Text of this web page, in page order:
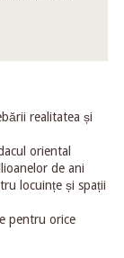
realitatea și
oriental
de ani
locuințe și spații
pentru orice